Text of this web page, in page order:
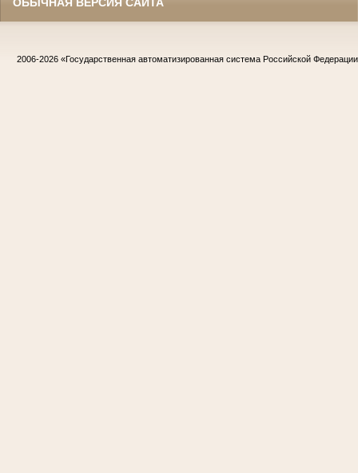
ОБЫЧНАЯ ВЕРСИЯ САЙТА
2006-2026 «Государственная автоматизированная система Российской